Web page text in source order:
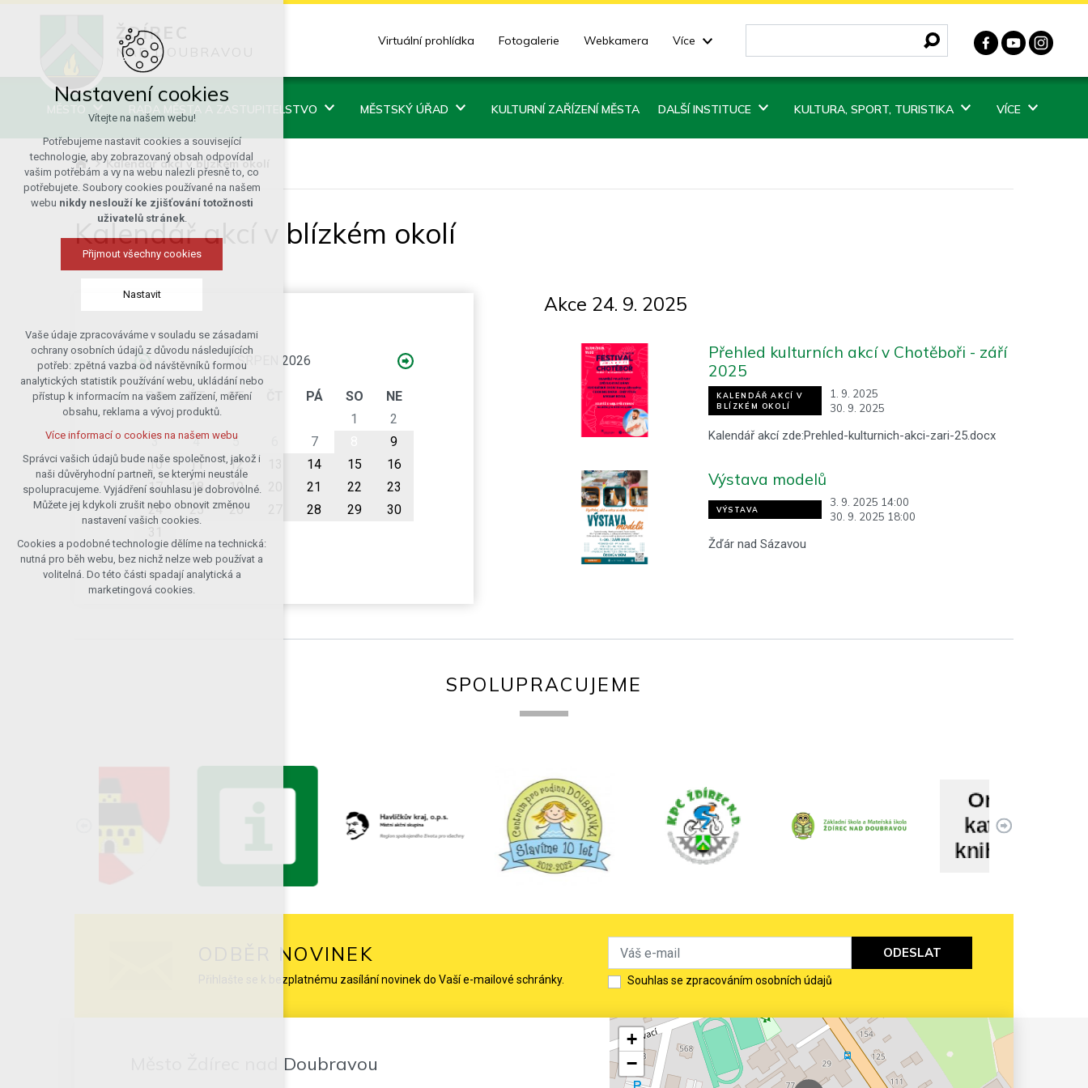
ŽDÍREC
NAD DOUBRAVOU
Virtuální prohlídka Fotogalerie Webkamera Více
RADA MĚSTA A ZASTUPITELSTVO MĚSTSKÝ ÚŘAD KULTURNÍ ZAŘÍZENÍ MĚSTA DALŠÍ INSTITUCE KULTURA, SPORT, TURISTIKA VÍCE
Kalendář akcí v blízkém okolí
Kalendář akcí v blízkém okolí
SRPEN 2026
PO ÚT ST PÁ SO
NE
1
2
3
4 5 7
9
10
11 12 14 15
16
17
18 19 21 22
23
24
25 26 28 29
30
Akce 24. 9. 2025
KALENDÁŘ AKCÍ V
BLÍZKÉM OKOLÍ
1. 9. 2025
30. 9. 2025
Přehled kulturních akcí v Chotěboři - září
2025
Kalendář akcí zde:Prehled-kulturnich-akci-zari-25.docx
VÝSTAVA
3. 9. 2025 14:00
30. 9. 2025 18:00
Výstava modelů
Žďár nad Sázavou
SPOLUPRACUJEME
ODBĚR NOVINEK
Přihlašte se k bezplatnému zasílání novinek do Vaší e-mailové schránky. Souhlas se zpracováním osobních údajů
ODESLAT
Město Ždírec nad Doubravou
+
−
Nastavení cookies
Vítejte na našem webu!
Potřebujeme nastavit cookies a související
technologie, aby zobrazovaný obsah odpovídal
vašim potřebám a vy na webu nalezli přesně to, co
potřebujete. Soubory cookies používané na našem
webu nikdy neslouží ke zjišťování totožnosti
uživatelů stránek.
Přijmout všechny cookies
Nastavit
Technická cookies
nutná pro provozování webu
udržení kontextu stránek (session):
případná přihlášení, volby jazyka, apod.
Volitelná cookies
analytická pro anonymizované
vyhodnocení návštěvnosti
marketingová cookies (Google)
Více informací o cookies na našem webu
Přijmout všechny cookies
Odmítnout vše
Vaše údaje zpracováváme v souladu se zásadami
ochrany osobních údajů z důvodu následujících
potřeb: zpětná vazba od návštěvníků formou
analytických statistik používání webu, ukládání nebo
přístup k informacím na vašem zařízení, měření
obsahu, reklama a vývoj produktů.
Více informací o cookies na našem webu
Správci vašich údajů bude naše společnost, jakož i
naši důvěryhodní partneři, se kterými neustále
spolupracujeme. Vyjádření souhlasu je dobrovolné.
Můžete jej kdykoli zrušit nebo obnovit změnou
nastavení vašich cookies.
Cookies a podobné technologie dělíme na technická:
nutná pro běh webu, bez nichž nelze web používat a
volitelná. Do této části spadají analytická a
marketingová cookies.